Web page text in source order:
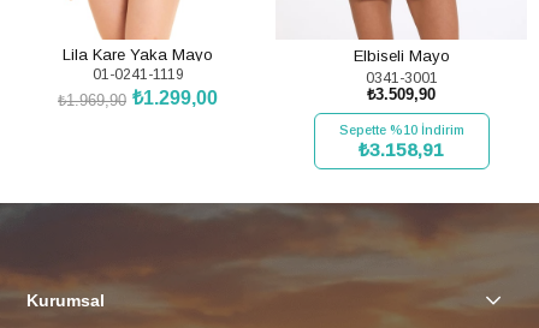
Lila Kare Yaka Mayo
01-0241-1119
₺1.299,00
₺1.969,90
Elbiseli Mayo
0341-3001
₺3.509,90
Sepette %10 İndirim
₺3.158,91
SEPETE EKLE
Kurumsal